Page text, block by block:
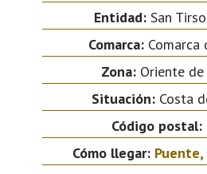
Entidad: San
Comarca:Comarca
Zona:Oriente de
Situación: Costa
Código postal:
Cómo llegar: